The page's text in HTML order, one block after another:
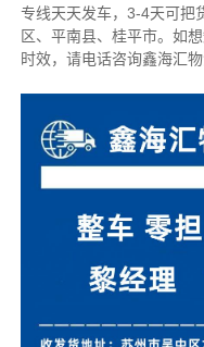
专线天天发车，3-4天可把
区、平南县、桂平市。如
时效，请电话咨询鑫海汇物